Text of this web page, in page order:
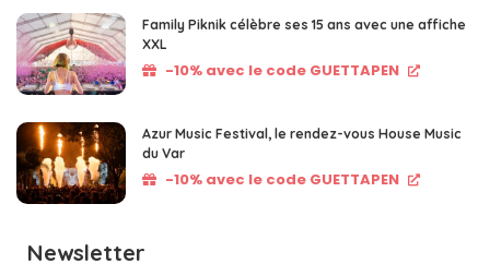
Family Piknik célèbre ses 15 ans avec une affiche
XXL
-10% avec le code GUETTAPEN
Azur Music Festival, le rendez-vous House Music
du Var
-10% avec le code GUETTAPEN
Newsletter